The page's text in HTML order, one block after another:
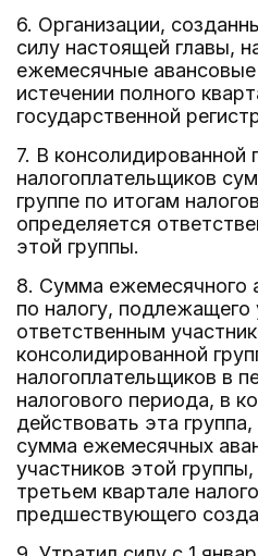
6. Организации,
силу настоящей главы,
ежемесячные
истечении полного
государственной
7. В консолидированной
налогоплательщиков
группе по итогам
определяется
этой группы.
8. Сумма ежемесячного
по налогу, подлежащего
ответственным
консолидированной
налогоплательщиков в
налогового периода, в
действовать эта
сумма ежемесячных
участников этой
третьем квартале
предшествующего